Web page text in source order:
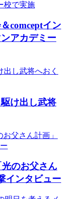
comceptイン
アカデミー
け出し武将
のお父さん
インタビュー